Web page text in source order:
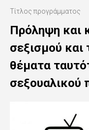
περιεχόμενο
Τίτλος προγράμματος
Πρόληψη και
σεξισμού
θέματα
σεξουαλικού